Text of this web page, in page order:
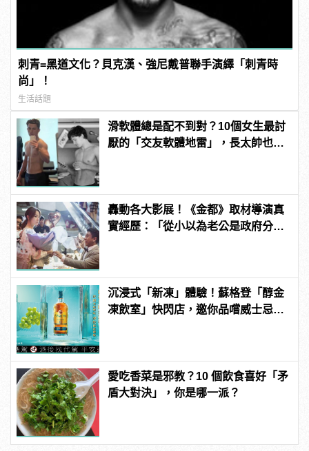
刺青=黑道文化？貝克漢、強尼戴普聯手演繹「刺青時
尚」！
生活話題
滑軟體總是配不到對？10個女生最討
厭的「交友軟體地雷」，長太帥也沒
轟動各大影展！《金都》取材導演真
實經歷：「從小以為老公是政府分
沉浸式「新凍」體驗！蘇格登「醇金
凍飲室」快閃店，邀你品嚐威士忌凍
愛吃香菜是邪教？10 個飲食喜好「矛
盾大對決」，你是哪一派？